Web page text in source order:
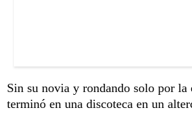
Sin su novia y rondando solo por la
terminó en una discoteca en un